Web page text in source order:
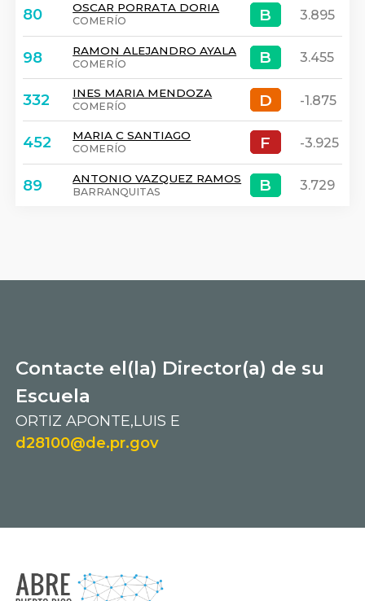
80 OSCAR PORRATA DORIA
COMERÍO B
B 3.895
98 RAMON ALEJANDRO AYALA
COMERÍO B
B 3.455
332 INES MARIA MENDOZA
COMERÍO D
D -1.875
452 MARIA C SANTIAGO
COMERÍO F
F -3.925
89 ANTONIO VAZQUEZ RAMOS
BARRANQUITAS B
B 3.729
Contacte el(la) Director(a) de su
Escuela
ORTIZ APONTE,LUIS E
d28100@de.pr.gov